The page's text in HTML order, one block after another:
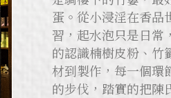
蛋。從小浸淫在香品
習，起水泡只是日常
的認識楠樹皮粉、竹
材到製作，每一個環
的步伐，踏實的把陳